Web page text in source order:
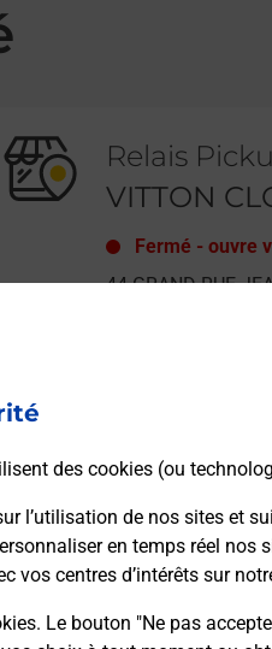
des cookies (ou
l’utilisation de nos sites et
en temps réel
vos centres d’intérêts sur
Le bouton "Ne pas
Relais
VITTON
Fermé - ouvre
44 GRAND RUE